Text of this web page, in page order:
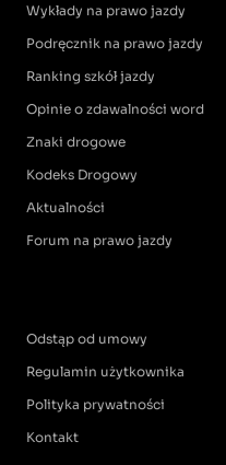
Wykłady na prawo jazdy
Podręcznik na prawo jazdy
Ranking szkół jazdy
Opinie o zdawalności word
Znaki drogowe
Kodeks Drogowy
Aktualności
Forum na prawo jazdy
Odstąp od umowy
Regulamin użytkownika
Polityka prywatności
Kontakt